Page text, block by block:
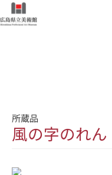
所蔵品
風の字のれん